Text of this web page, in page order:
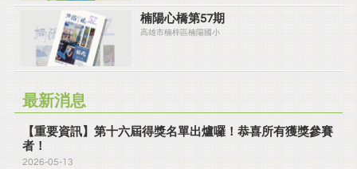
楠陽心橋第57期
高雄市楠梓區楠陽國小
最新消息
【重要資訊】第十六屆得獎名單出爐囉！恭喜所有獲獎參賽
者！
2026-05-13